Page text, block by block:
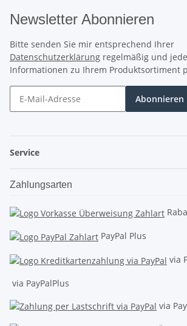
Newsletter Abonnieren
Bitte senden Sie mir entsprechend Ihrer
Datenschutzerklärung regelmäßig und
Informationen zu Ihrem Produktsortiment
Abonnieren
Service
Zahlungsarten
PayPal Plus
via
via PayPalPlus
via